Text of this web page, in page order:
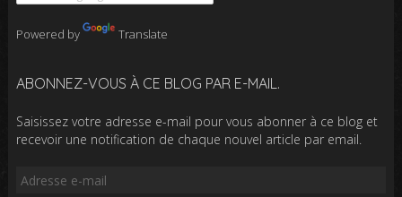
Powered by Translate
ABONNEZ-VOUS À CE BLOG PAR E-MAIL.
Saisissez votre adresse e-mail pour vous abonner à ce blog et
recevoir une notification de chaque nouvel article par email.
Adresse